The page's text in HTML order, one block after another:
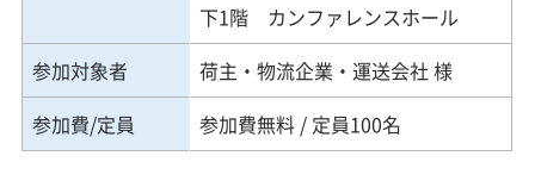
下1階 カンファレンスホール
参加対象者
荷主・物流企業・運送会社 様
参加費/定員
参加費無料 / 定員100名